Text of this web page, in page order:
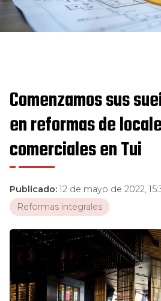
Comenzamos sus
en reformas de
comerciales en Tui
Publicado: 12 de mayo de 2022,
Reformas integrales